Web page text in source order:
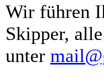
Wir führen
Skipper,
unter